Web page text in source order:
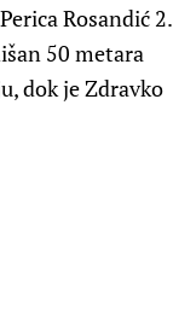
Rosandić 2.
50 metara
dok je Zdravko